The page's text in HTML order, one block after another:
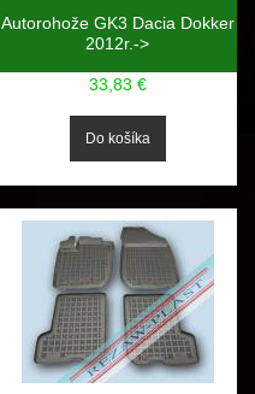
Autorohože GK3 Dacia Dokker
2012r.->
33,83 €